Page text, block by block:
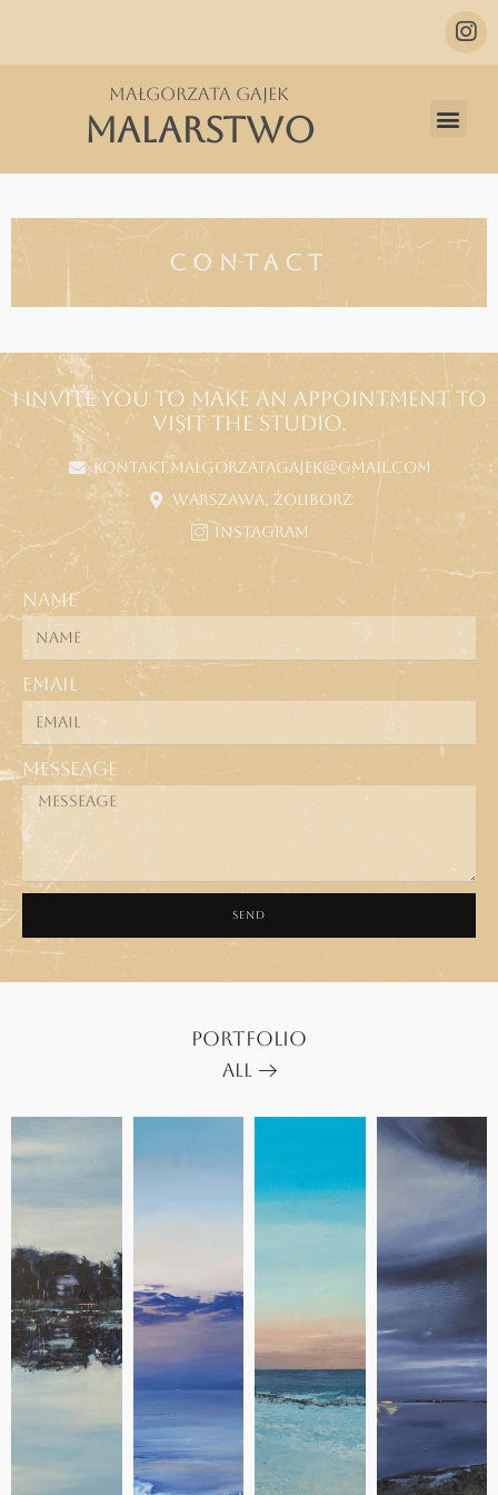
Małgorzata Gajek
MALARSTWO
CONTACT
I INVITE YOU TO MAKE AN APPOINTMENT TO
VISIT THE STUDIO.
kontakt.malgorzatagajek@gmail.com
Warszawa, Żoliborz
Instagram
Name
Email
Messeage
SEND
PORTFOLIO
ALL